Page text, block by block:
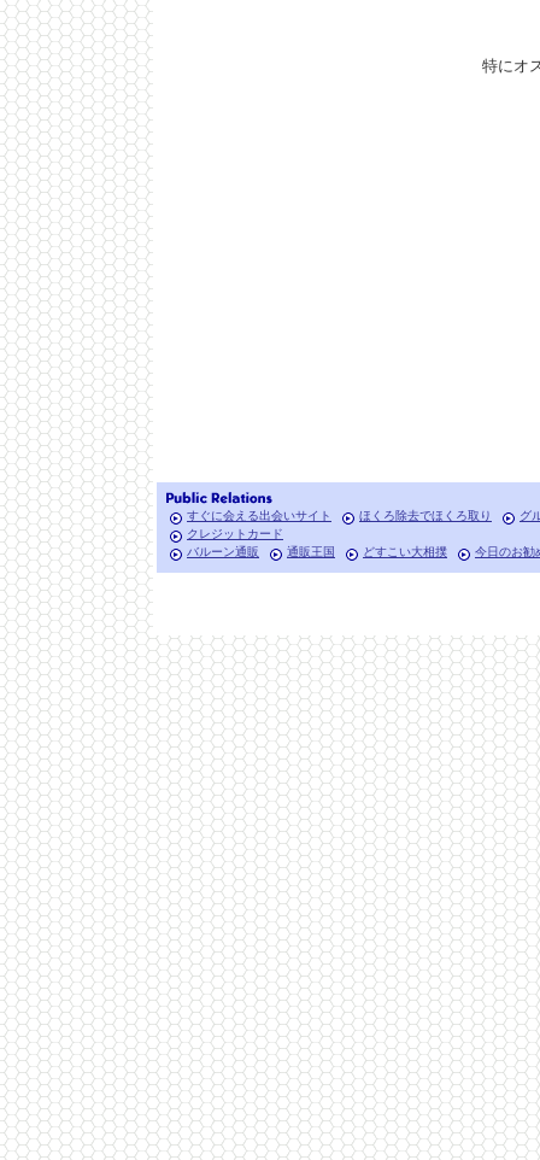
特に
すぐに会える出会いサイト ほくろ除去でほくろ取り
グ
クレジットカード
バルーン通販
通販王国 どすこい大相撲 今日のお勧